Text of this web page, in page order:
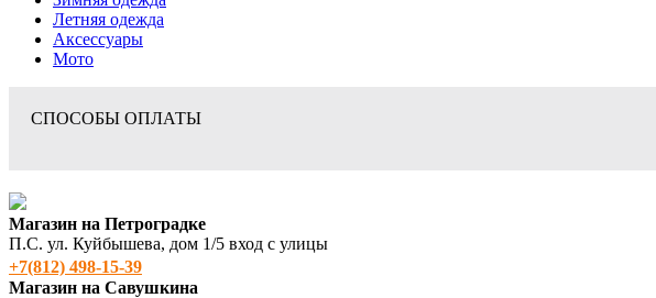
Летняя одежда
Аксессуары
Мото
СПОСОБЫ ОПЛАТЫ
Магазин на Петроградке
П.С. ул. Куйбышева, дом 1/5 вход с улицы
+7(812) 498‑15-39
Магазин на Савушкина